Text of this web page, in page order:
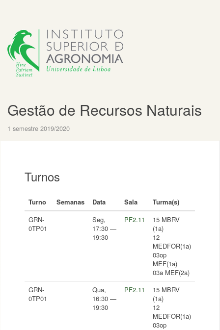
Gestão de Recursos Naturais
1 semestre 2019/2020
Turnos
Turno Semanas Data Sala
Turma(s)
GRN-
0TP01
Seg,
17:30 —
19:30
PF2.11
15 MBRV
(1a)
12
MEDFOR(1a)
03op
MEF(1a)
03a MEF(2a)
GRN-
0TP01
Qua,
16:30 —
19:30
PF2.11
15 MBRV
(1a)
12
MEDFOR(1a)
03op